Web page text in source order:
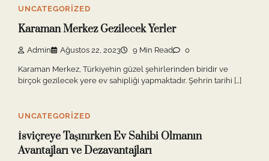
UNCATEGORIZED
Karaman Merkez Gezilecek Yerler
Admin Ağustos 22, 2023 9 Min Read 0
Karaman Merkez, Türkiye’nin güzel şehirlerinden biridir ve
birçok gezilecek yere ev sahipliği yapmaktadır. Şehrin tarihi […]
UNCATEGORIZED
İsviçreye Taşınırken Ev Sahibi Olmanın
Avantajları ve Dezavantajları